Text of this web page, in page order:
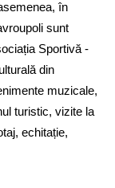
în
sunt
Sportivă -
din
muzicale,
turistic, vizite la
echitație,